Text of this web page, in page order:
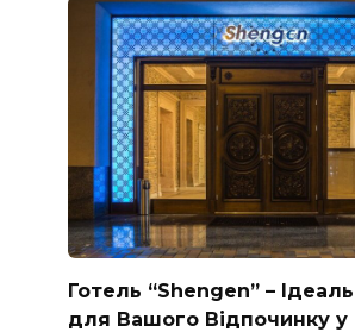
Готель “Shengen” –
для Вашого Відпочинку у